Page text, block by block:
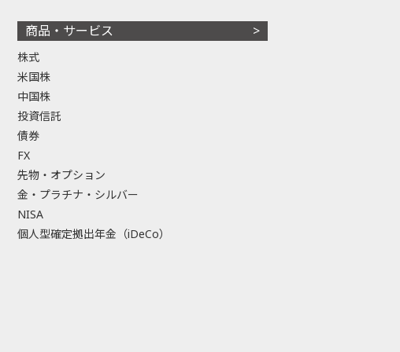
商品・サービス
株式
米国株
中国株
投資信託
債券
FX
先物・オプション
金・プラチナ・シルバー
NISA
個人型確定拠出年金（iDeCo）